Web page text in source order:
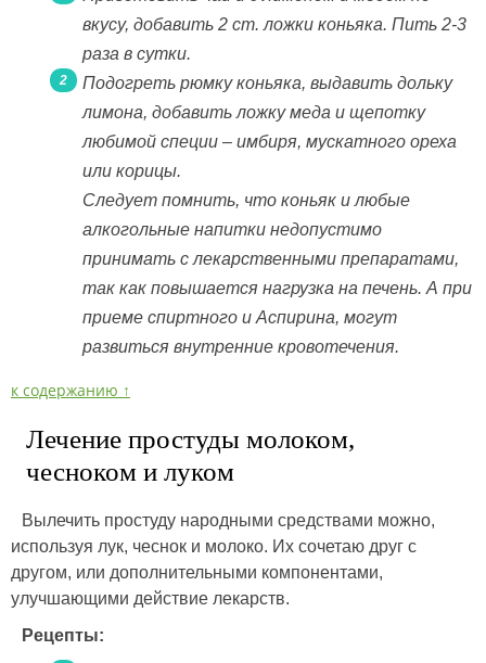
вкусу, добавить 2 ст. ложки коньяка. Пить 2-3
раза в сутки.
Подогреть рюмку коньяка, выдавить дольку
лимона, добавить ложку меда и щепотку
любимой специи – имбиря, мускатного ореха
или корицы.
Следует помнить, что коньяк и любые
алкогольные напитки недопустимо
принимать с лекарственными препаратами,
так как повышается нагрузка на печень. А при
приеме спиртного и Аспирина, могут
развиться внутренние кровотечения.
к содержанию ↑
Лечение простуды молоком,
чесноком и луком
Вылечить простуду народными средствами можно,
используя лук, чеснок и молоко. Их сочетаю друг с
другом, или дополнительными компонентами,
улучшающими действие лекарств.
Рецепты: